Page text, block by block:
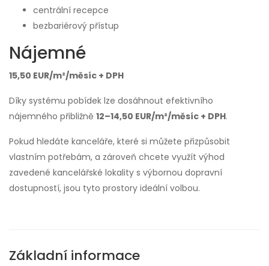
centrální recepce
bezbariérový přístup
Nájemné
15,50 EUR/m²/měsíc + DPH
Díky systému pobídek lze dosáhnout efektivního
nájemného přibližně 12–14,50 EUR/m²/měsíc + DPH.
Pokud hledáte kanceláře, které si můžete přizpůsobit
vlastním potřebám, a zároveň chcete využít výhod
zavedené kancelářské lokality s výbornou dopravní
dostupností, jsou tyto prostory ideální volbou.
Základní informace